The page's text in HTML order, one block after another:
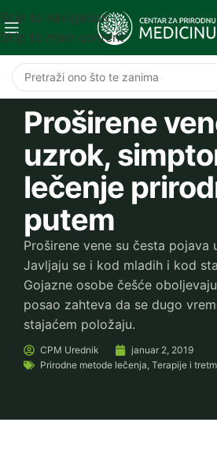
Skip to navigation
Skip to main content
Proširene
uzrok,
lečenje
putem
Proširene vene su česta pojava
Javljaju se i kod mladih i kod
Gojazne osobe češće
posao zahteva da se dugo
stajaćem položaju.
CPM Urednik
januar 2, 2019
Prirodne metode lečenja,Terapije i